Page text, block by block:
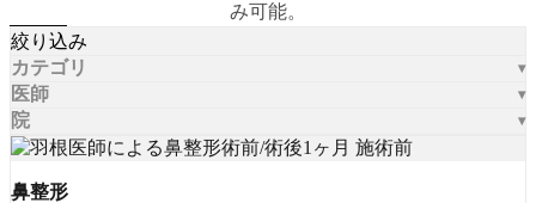
み可能。
絞り込み
カテゴリ
医師
院
鼻整形